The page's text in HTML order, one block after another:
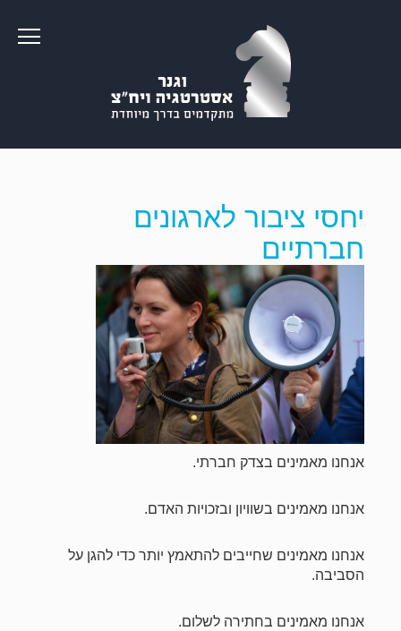
יחסי ציבור לארגונים
חברתיים
אנחנו מאמינים בצדק חברתי.
אנחנו מאמינים בשוויון ובזכויות האדם.
אנחנו מאמינים שחייבים להתאמץ יותר כדי להגן על
הסביבה.
אנחנו מאמינים בחתירה לשלום.